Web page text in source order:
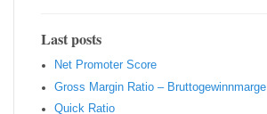
Last posts
Net Promoter Score
Gro ss Margin Ratio – Bruttogewinnmarge
Quic k Ratio